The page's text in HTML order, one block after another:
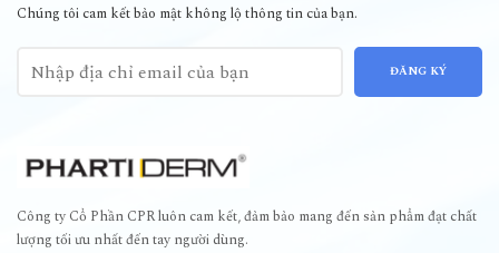
Chúng tôi cam kết bảo mật không lộ thông tin của bạn.
ĐĂNG KÝ
Công ty Cổ Phần CPR luôn cam kết, đảm bảo mang đến sản phẩm đạt chất
lượng tối ưu nhất đến tay người dùng.